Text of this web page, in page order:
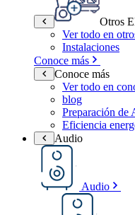
Otros
Ver todo en
Instalaciones
Conoce más
Conoce más
Ver todo en
blog
Preparación de
Eficiencia
Audio
Audio